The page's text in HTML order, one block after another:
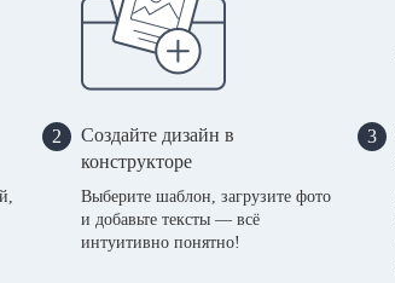
2
Создайте дизайн в
конструкторе
Выберите шаблон, загрузите фото
и добавьте тексты — всё
интуитивно понятно!
3